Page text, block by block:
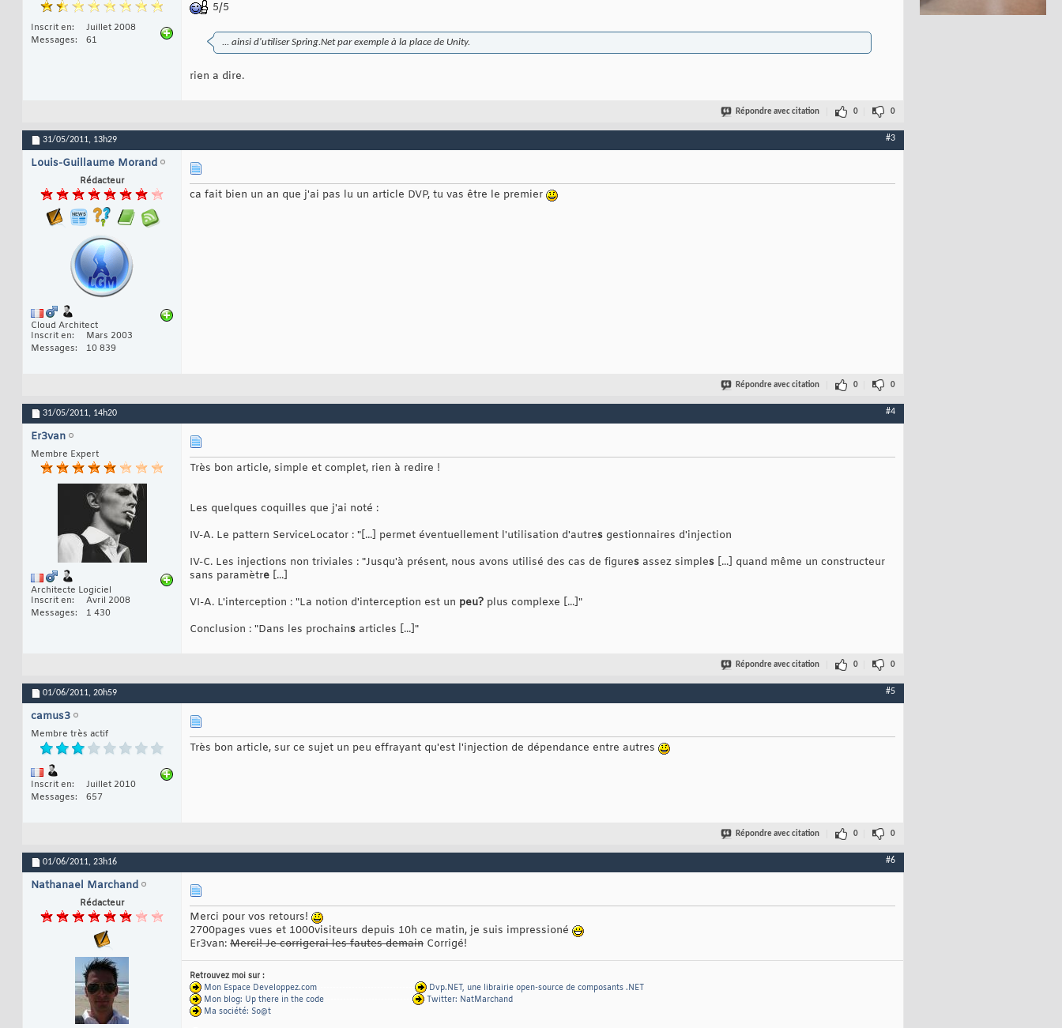
Inscrit en
Juillet 2008
Messages
61
5/5
... ainsi d'utiliser Spring.Net par exemple à la place de Unity.
rien a dire.
Répondre avec citation 0 0
31/05/2011, 13h29 #3
Louis-Guillaume Morand
Rédacteur
Cloud Architect
Inscrit en
Mars 2003
Messages
10 839
ca fait bien un an que j'ai pas lu un article DVP, tu vas être le premier
Répondre avec citation 0 0
31/05/2011, 14h20 #4
Er3van
Membre Expert
Architecte Logiciel
Inscrit en
Avril 2008
Messages
1 430
Très bon article, simple et complet, rien à redire !
Les quelques coquilles que j'ai noté :
IV-A. Le pattern ServiceLocator : "[...] permet éventuellement l'utilisation d'autres gestionnaires d'injection
IV-C. Les injections non triviales : "Jusqu'à présent, nous avons utilisé des cas de figures assez simples [...] quand même un constructeur
sans paramètre [...]
VI-A. L'interception : "La notion d'interception est un peu? plus complexe [...]"
Conclusion : "Dans les prochains articles [...]"
Répondre avec citation 0 0
01/06/2011, 20h59 #5
camus3
Membre très actif
Inscrit en
Juillet 2010
Messages
657
Très bon article, sur ce sujet un peu effrayant qu'est l'injection de dépendance entre autres
Répondre avec citation 0 0
01/06/2011, 23h16 #6
Nathanael Marchand
Rédacteur
Merci pour vos retours!
2700pages vues et 1000visiteurs depuis 10h ce matin, je suis impressioné
Er3van: Merci! Je corrigerai les fautes demain Corrigé!
Retrouvez moi sur :
Mon Espace Developpez.com
Dvp.NET, une librairie open-source de composants .NET
Mon blog: Up there in the code
Twitter: NatMarchand
Ma société: So@t